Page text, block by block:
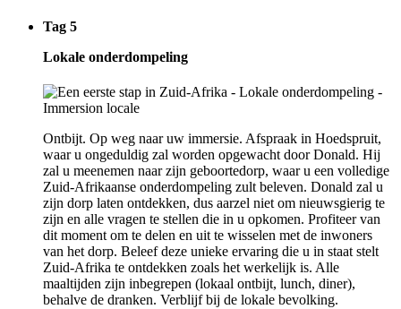
Tag 5
Lokale onderdompeling
Ontbijt. Op weg naar uw immersie. Afspraak in Hoedspruit,
waar u ongeduldig zal worden opgewacht door Donald. Hij
zal u meenemen naar zijn geboortedorp, waar u een volledige
Zuid-Afrikaanse onderdompeling zult beleven. Donald zal u
zijn dorp laten ontdekken, dus aarzel niet om nieuwsgierig te
zijn en alle vragen te stellen die in u opkomen. Profiteer van
dit moment om te delen en uit te wisselen met de inwoners
van het dorp. Beleef deze unieke ervaring die u in staat stelt
Zuid-Afrika te ontdekken zoals het werkelijk is. Alle
maaltijden zijn inbegrepen (lokaal ontbijt, lunch, diner),
behalve de dranken. Verblijf bij de lokale bevolking.